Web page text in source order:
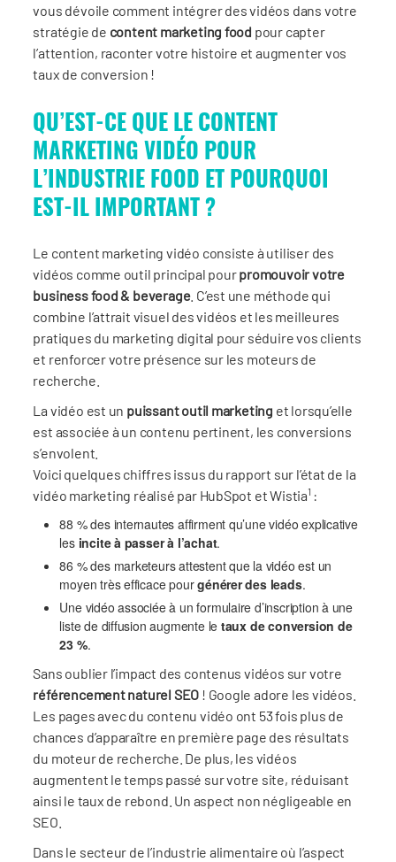
vous dévoile comment intégrer des vidéos dans votre
stratégie de content marketing food pour capter
l’attention, raconter votre histoire et augmenter vos
taux de conversion !
QU’EST-CE QUE LE CONTENT
MARKETING VIDÉO POUR
L’INDUSTRIE FOOD ET POURQUOI
EST-IL IMPORTANT ?
Le content marketing vidéo consiste à utiliser des
vidéos comme outil principal pourpromouvoir votre
business food & beverage. C’est une méthode qui
combine l’attrait visuel des vidéos et les meilleures
pratiques du marketing digital pour séduire vos clients
et renforcer votre présence sur les moteurs de
recherche.
La vidéo est un puissant outil marketing et lorsqu’elle
est associée à un contenu pertinent, les conversions
s’envolent.
Voici quelques chiffres issus du rapport sur l’état de la
vidéo marketing réalisé par HubSpot et Wistia1 :
88 % des internautes affirment qu’une vidéo explicative
les incite à passer à l’achat.
86 % des marketeurs attestent que la vidéo est un
moyen très efficace pourgénérer des leads.
Une vidéo associée à un formulaire d’inscription à une
liste de diffusion augmente le taux de conversion de
23 %.
Sans oublier l’impact des contenus vidéos sur votre
référencement naturel SEO ! Google adore les vidéos.
Les pages avec du contenu vidéo ont 53 fois plus de
chances d’apparaître en première page des résultats
du moteur de recherche. De plus, les vidéos
augmentent le temps passé sur votre site, réduisant
ainsi le taux de rebond. Un aspect non négligeable en
SEO.
Dans le secteur de l’industrie alimentaire où l’aspect